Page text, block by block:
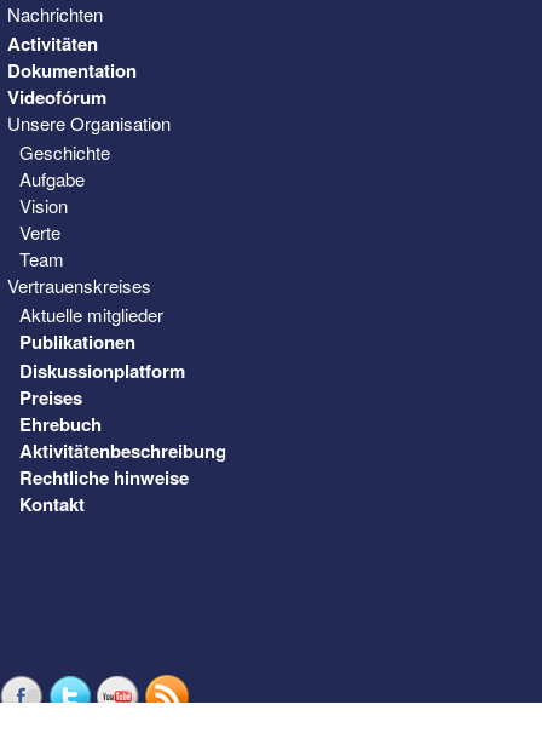
Nachrichten
Activitäten
Dokumentation
Videofórum
Unsere Organisation
Geschichte
Aufgabe
Vision
Verte
Team
Vertrauenskreises
Aktuelle mitglieder
Publikationen
Diskussionplatform
Preises
Ehrebuch
Aktivitätenbeschreibung
Rechtliche hinweise
Kontakt